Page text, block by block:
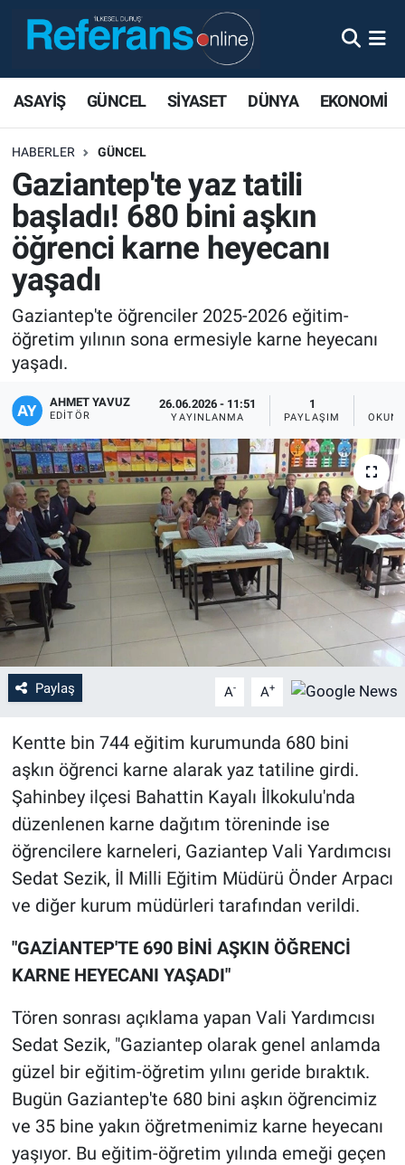
ASAYİŞ GÜNCEL SİYASET DÜNYA EKONOMİ
HABERLER GÜNCEL
Gaziantep'te yaz tatili
başladı! 680 bini aşkın
öğrenci karne heyecanı
yaşadı
Gaziantep'te öğrenciler 2025-2026 eğitim-
öğretim yılının sona ermesiyle karne heyecanı
yaşadı.
AHMET YAVUZ
EDITÖR
26.06.2026 - 11:51
YAYINLANMA
1
PAYLAŞIM
Paylaş A- A+
Kentte bin 744 eğitim kurumunda 680 bini
aşkın öğrenci karne alarak yaz tatiline girdi.
Şahinbey ilçesi Bahattin Kayalı İlkokulu'nda
düzenlenen karne dağıtım töreninde ise
öğrencilere karneleri, Gaziantep Vali Yardımcısı
Sedat Sezik, İl Milli Eğitim Müdürü Önder Arpacı
ve diğer kurum müdürleri tarafından verildi.
"GAZİANTEP'TE 690 BİNİ AŞKIN ÖĞRENCİ
KARNE HEYECANI YAŞADI"
Tören sonrası açıklama yapan Vali Yardımcısı
Sedat Sezik, "Gaziantep olarak genel anlamda
güzel bir eğitim-öğretim yılını geride bıraktık.
Bugün Gaziantep'te 680 bini aşkın öğrencimiz
ve 35 bine yakın öğretmenimiz karne heyecanı
yaşıyor. Bu eğitim-öğretim yılında emeği geçen